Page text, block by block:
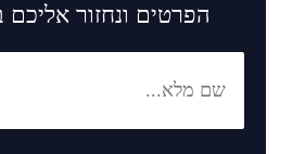
הפרטים ונחזור